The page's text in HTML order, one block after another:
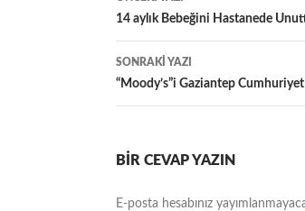
dolaşımı
14 aylık Bebeğini Hastanede
SONRAKI YAZI
“Moody’s”i Gaziantep Cumhuriyet
BIR CEVAP YAZIN
E-posta hesabınız